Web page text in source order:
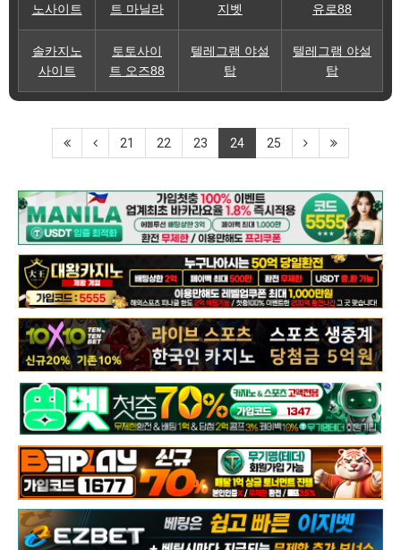
노사이트
트 마닐라
지벳
유로88
솔카지노
사이트
토토사이
트 오즈88
텔레그램 야설
탑
텔레그램 야설
탑
21 22 23 24 25